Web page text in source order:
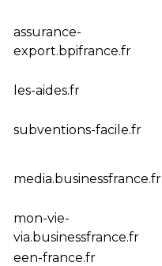
assurance-
export.bpifrance.fr
les-aides.fr
subventions-facile.fr
media.businessfrance.fr
mon-vie-
via.businessfrance.fr
een-france.fr